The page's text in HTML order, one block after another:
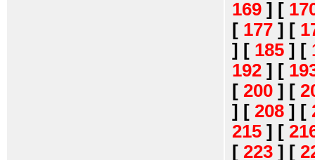
169 ] [
[ 177 ] [
] [ 185 ] [
192 ] [
[ 200 ] [
] [ 208 ] [
215 ] [
[ 223 ] [